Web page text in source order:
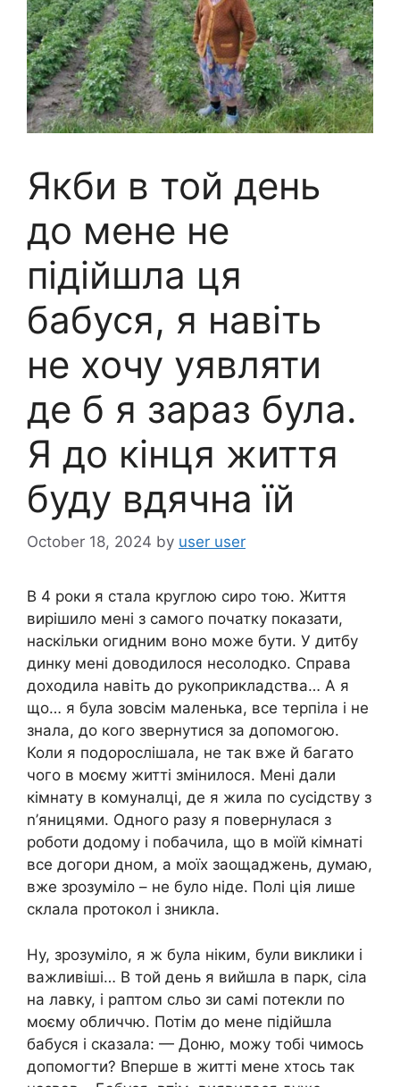
Якби в той день
до мене не
підійшла ця
бабуся, я навіть
не хочу уявляти
де б я зараз була.
Я до кінця життя
буду вдячна їй
October 18, 2024 by user user
В 4 роки я стала круглою сиро тою. Життя
вирішило мені з самого початку показати,
наскільки огидним воно може бути. У дитбу
динку мені доводилося несолодко. Справа
доходила навіть до рукоприкладства… А я
що… я була зовсім маленька, все терпіла і не
знала, до кого звернутися за допомогою.
Коли я подорослішала, не так вже й багато
чого в моєму житті змінилося. Мені дали
кімнату в комуналці, де я жила по сусідству з
n’яницями. Одного разу я повернулася з
роботи додому і побачила, що в моїй кімнаті
все догори дном, а моїх заощаджень, думаю,
вже зрозуміло – не було ніде. Полі ція лише
склала протокол і зникла.
Ну, зрозуміло, я ж була ніким, були виклики і
важливіші… В той день я вийшла в парк, сіла
на лавку, і раптом сльо зи самі потекли по
моєму обличчю. Потім до мене підійшла
бабуся і сказала: — Доню, можу тобі чимось
допомогти? Вперше в житті мене хтось так